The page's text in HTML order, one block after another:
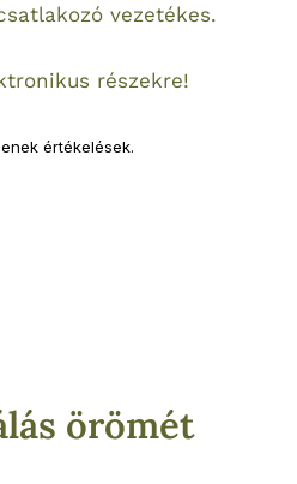
vezetékes.
részekre!
értékelések.
örömét